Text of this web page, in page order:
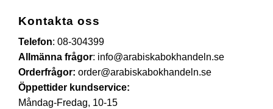
Kontakta oss
Telefon: 08-304399
Allmänna frågor: info@arabiskabokhandeln.se
Orderfrågor: order@arabiskabokhandeln.se
Öppettider kundservice:
Måndag-Fredag, 10-15